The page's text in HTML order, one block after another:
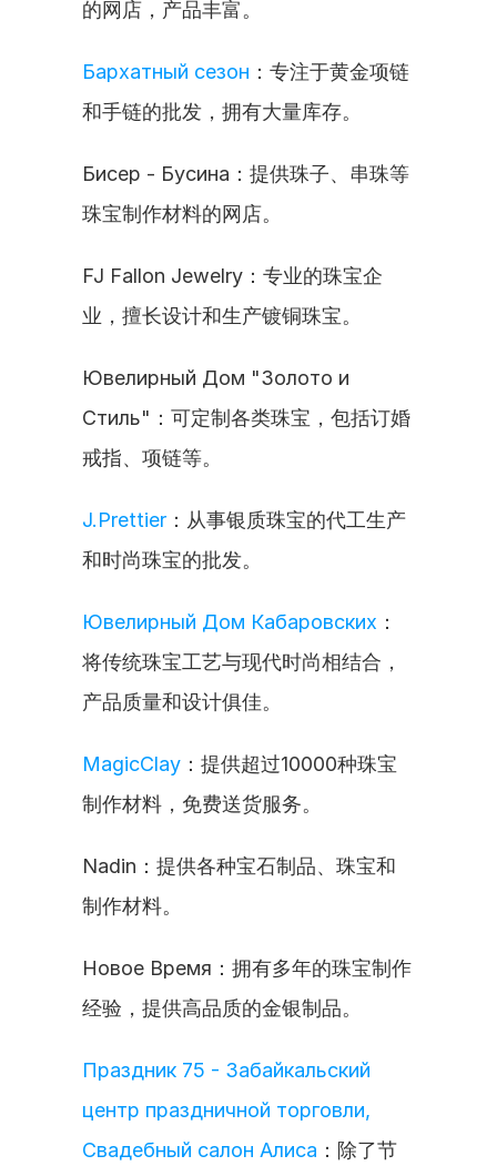
的网店，产品丰富。
Бархатный сезон ：专注于黄金项链
和手链的批发，拥有大量库存。
Бисер - Бусина：提供珠子、串珠等
珠宝制作材料的网店。
FJ Fallon Jewelry：专业的珠宝企
业，擅长设计和生产镀铜珠宝。
Ювелирный Дом "Золото и
Стиль"：可定制各类珠宝，包括订婚
戒指、项链等。
J.Prettier ：从事银质珠宝的代工生产
和时尚珠宝的批发。
Ювелирный Дом Кабаровских ：
将传统珠宝工艺与现代时尚相结合，
产品质量和设计俱佳。
MagicClay ：提供超过10000种珠宝
制作材料，免费送货服务。
Nadin：提供各种宝石制品、珠宝和
制作材料。
Новое Время：拥有多年的珠宝制作
经验，提供高品质的金银制品。
Праздник 75 - Забайкальский
центр праздничной торговли,
Свадебный салон Алиса ：除了节